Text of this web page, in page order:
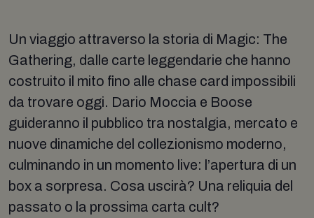
Un viaggio attraverso la storia di Magic: The
Gathering, dalle carte leggendarie che hanno
costruito il mito fino alle chase card impossibili
da trovare oggi. Dario Moccia e Boose
guideranno il pubblico tra nostalgia, mercato e
nuove dinamiche del collezionismo moderno,
culminando in un momento live: l’apertura di un
box a sorpresa. Cosa uscirà? Una reliquia del
passato o la prossima carta cult?